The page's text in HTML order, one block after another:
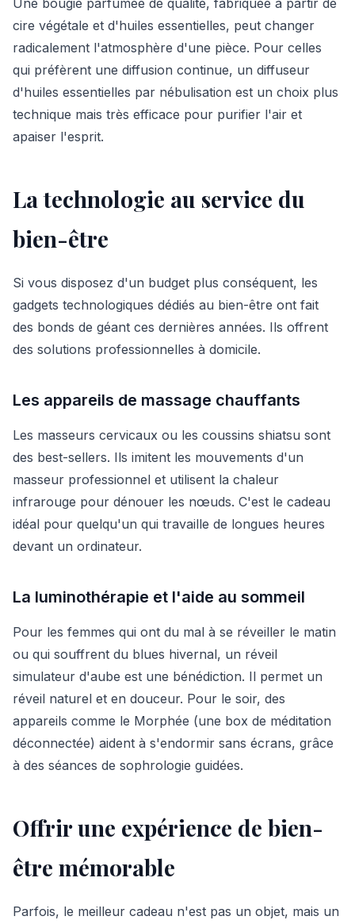
cire végétale et d'huiles essentielles, peut changer
radicalement l'atmosphère d'une pièce. Pour celles
qui préfèrent une diffusion continue, un diffuseur
d'huiles essentielles par nébulisation est un choix plus
technique mais très efficace pour purifier l'air et
apaiser l'esprit.
La technologie au service du
bien-être
Si vous disposez d'un budget plus conséquent, les
gadgets technologiques dédiés au bien-être ont fait
des bonds de géant ces dernières années. Ils offrent
des solutions professionnelles à domicile.
Les appareils de massage chauffants
Les masseurs cervicaux ou les coussins shiatsu sont
des best-sellers. Ils imitent les mouvements d'un
masseur professionnel et utilisent la chaleur
infrarouge pour dénouer les nœuds. C'est le cadeau
idéal pour quelqu'un qui travaille de longues heures
devant un ordinateur.
La luminothérapie et l'aide au sommeil
Pour les femmes qui ont du mal à se réveiller le matin
ou qui souffrent du blues hivernal, un réveil
simulateur d'aube est une bénédiction. Il permet un
réveil naturel et en douceur. Pour le soir, des
appareils comme le Morphée (une box de méditation
déconnectée) aident à s'endormir sans écrans, grâce
à des séances de sophrologie guidées.
Offrir une expérience de bien-
être mémorable
Parfois, le meilleur cadeau n'est pas un objet, mais un